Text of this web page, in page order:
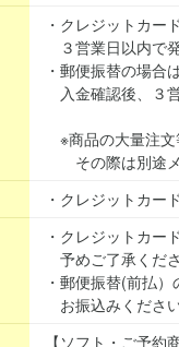
・クレジットカー
３営業日以内で
・郵便振替の場合
入金確認後、３
※商品の大量注文
その際は別途メ
・クレジットカー
・クレジットカー
予めご了承くださ
・郵便振替(前払
お振込みください
【ソフト・ご予約